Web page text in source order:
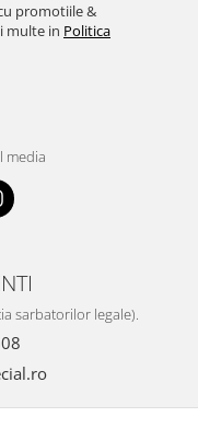
promotiile &
multe in Politica
media
sarbatorilor legale).